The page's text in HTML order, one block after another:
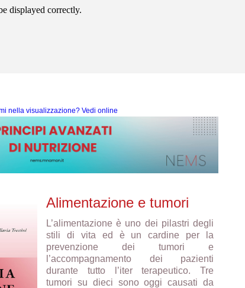
displayed correctly.
nella visualizzazione? Vedi online
Alimentazione e tumori
L’alimentazione è uno dei pilastri degli
stili di vita ed è un cardine per la
prevenzione dei tumori e
l’accompagnamento dei pazienti
durante tutto l’iter terapeutico. Tre
tumori su dieci sono oggi causati da